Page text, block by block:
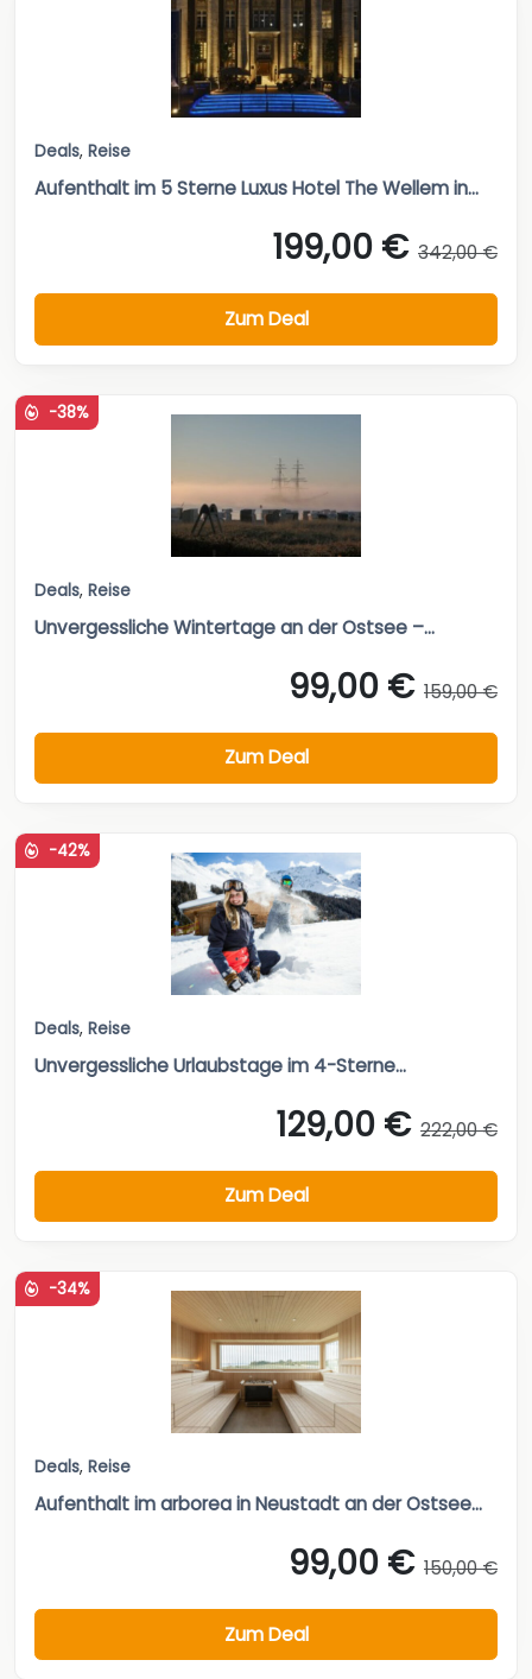
Deals, Reise
Aufenthalt im 5 Sterne Luxus Hotel The Wellem in...
199,00 € 342,00 €
Zum Deal
-38%
Deals, Reise
Unvergessliche Wintertage an der Ostsee –...
99,00 € 159,00 €
Zum Deal
-42%
Deals, Reise
Unvergessliche Urlaubstage im 4-Sterne...
129,00 € 222,00 €
Zum Deal
-34%
Deals, Reise
Aufenthalt im arborea in Neustadt an der Ostsee...
99,00 € 150,00 €
Zum Deal